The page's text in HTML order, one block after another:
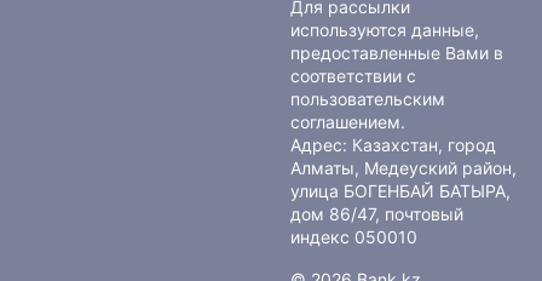
Для рассылки
используются данные,
предоставленные Вами в
соответствии с
пользовательским
соглашением.
Адрес: Казахстан, город
Алматы, Медеуский район,
улица БОГЕНБАЙ БАТЫРА,
дом 86/47, почтовый
индекс 050010